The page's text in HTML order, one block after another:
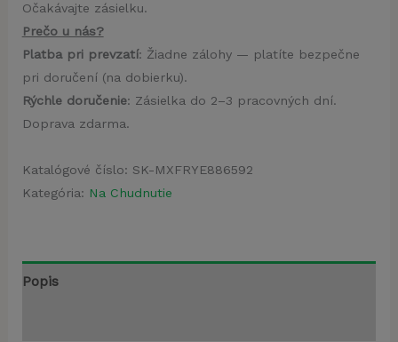
Očakávajte zásielku.
Prečo u nás?
Platba pri prevzatí: Žiadne zálohy — platíte bezpečne
pri doručení (na dobierku).
Rýchle doručenie: Zásielka do 2–3 pracovných dní.
Doprava zdarma.
Katalógové číslo: SK-MXFRYE886592
Kategória: Na Chudnutie
Popis